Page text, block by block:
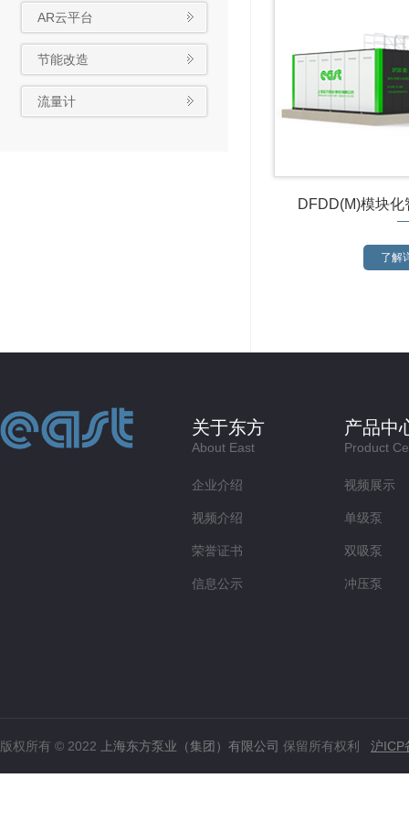
AR云平台
节能改造
流量计
DFDD(M)模块
了解
关于东方
About East
企业介绍
视频介绍
荣誉证书
信息公示
产品中
Product
视频展示
单级泵
双吸泵
冲压泵
版权所有 © 2022 上海东方泵业（集团）有限公司 保留所有权利 沪ICP